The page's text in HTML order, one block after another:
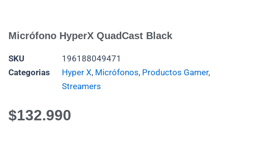
Micrófono HyperX QuadCast Black
SKU
196188049471
Categorias
Hyper X, Micrófonos, Productos Gamer,
Streamers
$132.990